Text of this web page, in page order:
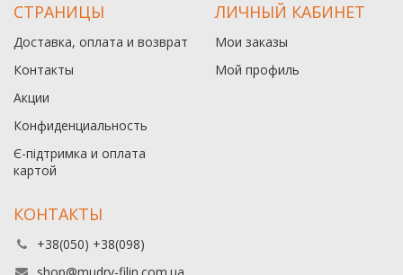
СТРАНИЦЫ
Доставка, оплата и возврат
Контакты
Акции
Конфиденциальность
Є-підтримка и оплата
картой
ЛИЧНЫЙ КАБИНЕТ
Мои заказы
Мой профиль
КОНТАКТЫ
+38(050) +38(098)